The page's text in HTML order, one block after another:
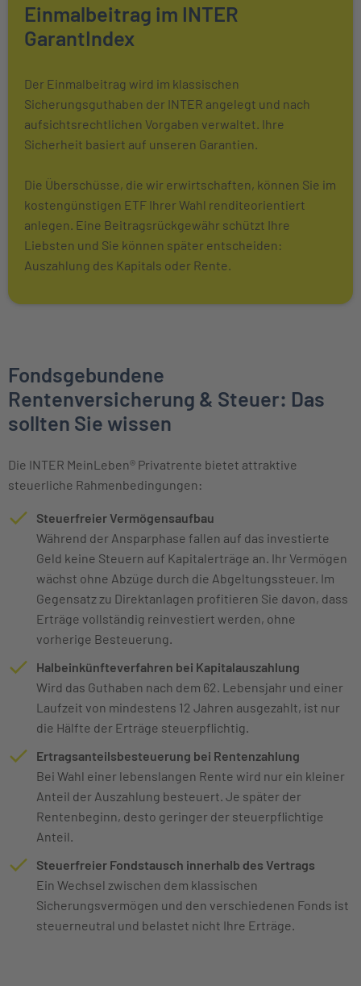
Einmalbeitrag im INTER
GarantIndex
Der Einmalbeitrag wird im klassischen
Sicherungsguthaben der INTER angelegt und nach
aufsichtsrechtlichen Vorgaben verwaltet. Ihre
Sicherheit basiert auf unseren Garantien.
Die Überschüsse, die wir erwirtschaften, können Sie im
kostengünstigen ETF Ihrer Wahl renditeorientiert
anlegen. Eine Beitragsrückgewähr schützt Ihre
Liebsten und Sie können später entscheiden:
Auszahlung des Kapitals oder Rente.
Fondsgebundene
Rentenversicherung & Steuer: Das
sollten Sie wissen
Die INTER MeinLeben® Privatrente bietet attraktive
steuerliche Rahmenbedingungen:
Steuerfreier Vermögensaufbau
Während der Ansparphase fallen auf das investierte
Geld keine Steuern auf Kapitalerträge an. Ihr Vermögen
wächst ohne Abzüge durch die Abgeltungssteuer. Im
Gegensatz zu Direktanlagen profitieren Sie davon, dass
Erträge vollständig reinvestiert werden, ohne
vorherige Besteuerung.
Halbeinkünfteverfahren bei Kapitalauszahlung
Wird das Guthaben nach dem 62. Lebensjahr und einer
Laufzeit von mindestens 12 Jahren ausgezahlt, ist nur
die Hälfte der Erträge steuerpflichtig.
Ertragsanteilsbesteuerung bei Rentenzahlung
Bei Wahl einer lebenslangen Rente wird nur ein kleiner
Anteil der Auszahlung besteuert. Je später der
Rentenbeginn, desto geringer der steuerpflichtige
Anteil.
Steuerfreier Fondstausch innerhalb des Vertrags
Ein Wechsel zwischen dem klassischen
Sicherungsvermögen und den verschiedenen Fonds ist
steuerneutral und belastet nicht Ihre Erträge.